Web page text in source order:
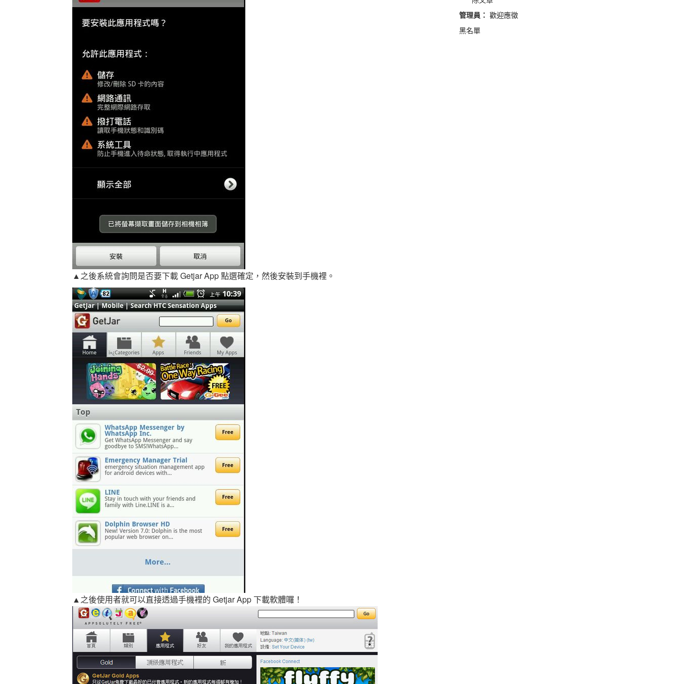
▲之後系統會詢問是否要下載 Getjar App 點選確定，然後安裝到手機裡。
▲之後使用者就可以直接透過手機裡的 Getjar App 下載軟體囉！
管理員： 歡迎應徵
黑名單